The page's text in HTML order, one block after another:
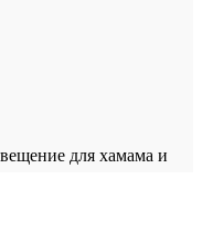
для хамама и